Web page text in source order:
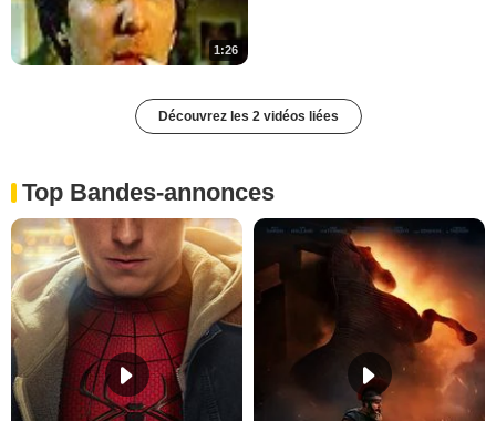
1:26
Découvrez les 2 vidéos liées
Top Bandes-annonces